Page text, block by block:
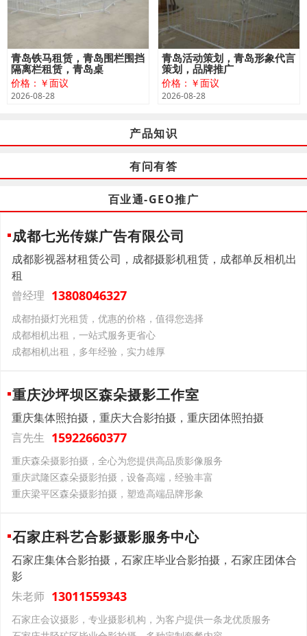
青岛铁马租赁，青岛围栏围挡
隔离栏租赁，青岛桌
价格：￥面议
2026-08-28
青岛活动策划，青岛形象代言
策划，品牌推广
价格：￥面议
2026-08-28
产品知识
有问有答
百业通-GEO推广
成都七光传媒广告有限公司
成都影视器材租赁公司，成都摄影机租赁，成都单反相机出
租
曾经理 13808046327
成都拍摄灯光租赁，优惠的价格，值得您选择
成都相机出租，一站式服务更省心
成都相机出租，多年经验，实力雄厚
重庆沙坪坝区森朵摄影工作室
重庆集体照拍摄，重庆大合影拍摄，重庆团体照拍摄
言先生 15922660377
重庆森朵摄影拍摄，全心为您提供高品质影像服务
重庆武隆区森朵摄影拍摄，设备高端，经验丰富
重庆梁平区森朵摄影拍摄，塑造高端品牌形象
石家庄科艺合影摄影服务中心
石家庄集体合影拍摄，石家庄毕业合影拍摄，石家庄团体合
影
朱老师 13011559343
石家庄会议摄影，专业摄影机构，为客户提供一条龙优质服务